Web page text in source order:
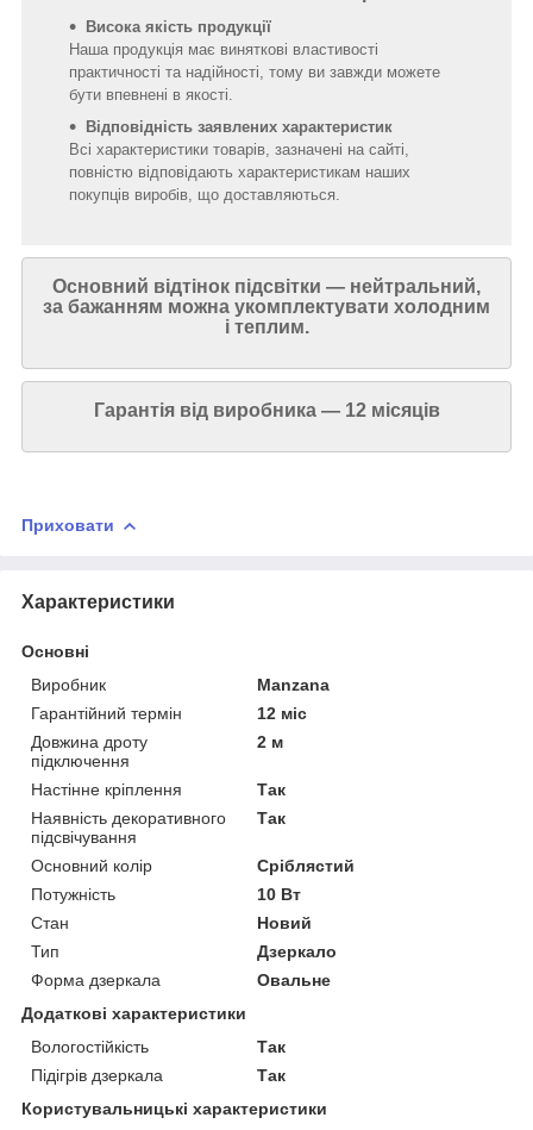
Висока якість продукції
Наша продукція має виняткові властивості
практичності та надійності, тому ви завжди можете
бути впевнені в якості.
Відповідність заявлених характеристик
Всі характеристики товарів, зазначені на сайті,
повністю відповідають характеристикам наших
покупців виробів, що доставляються.
Основний відтінок підсвітки — нейтральний,
за бажанням можна укомплектувати холодним
і теплим.
Гарантія від виробника — 12 місяців
Приховати
Характеристики
Основні
Виробник
Manzana
Гарантійний термін
12 міс
Довжина дроту
підключення
2 м
Настінне кріплення
Так
Наявність декоративного
підсвічування
Так
Основний колір
Сріблястий
Потужність
10 Вт
Стан
Новий
Тип
Дзеркало
Форма дзеркала
Овальне
Додаткові характеристики
Вологостійкість
Так
Підігрів дзеркала
Так
Користувальницькі характеристики